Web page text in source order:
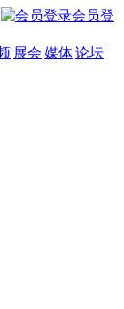
会员登
|展会|媒体|论坛|